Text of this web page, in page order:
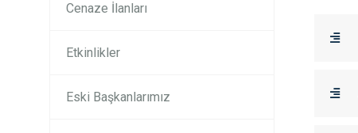
Cenaze İlanları
Etkinlikler
Eski Başkanlarımız